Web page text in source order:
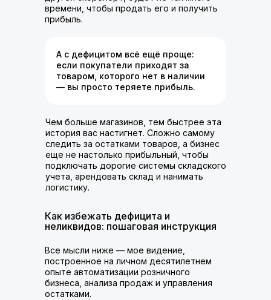
времени, чтобы продать его и получить
прибыль.
А с дефицитом всё ещё проще:
если покупатели приходят за
товаром, которого нет в наличии
— вы просто теряете прибыль.
Чем больше магазинов, тем быстрее эта
история вас настигнет. Сложно самому
следить за остатками товаров, а бизнес
еще не настолько прибыльный, чтобы
подключать дорогие системы складского
учета, арендовать склад и нанимать
логистику.
Все мысли ниже — мое видение,
построенное на личном десятилетнем
опыте автоматизации розничного
бизнеса, анализа продаж и управления
остатками.
Как избежать дефицита и
неликвидов: пошаговая инструкция